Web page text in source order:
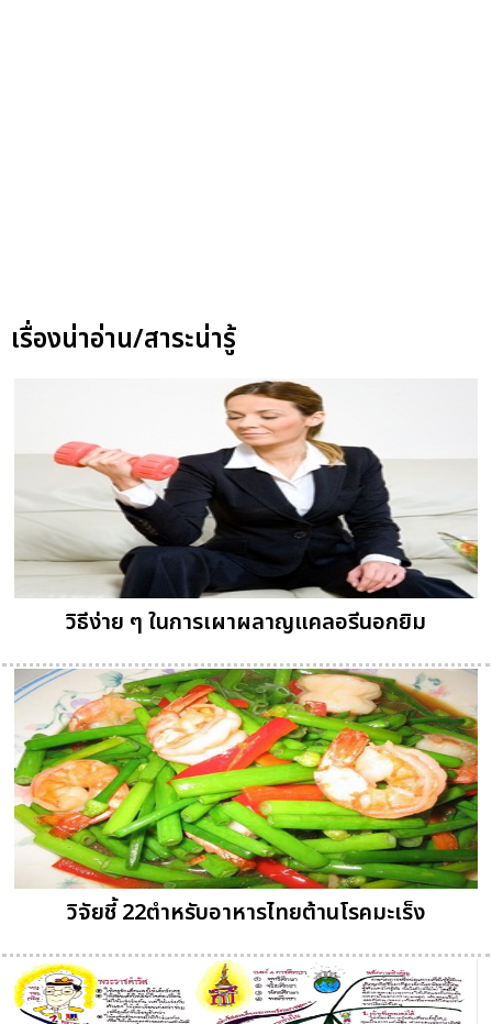
เรื่องน่าอ่าน/สาระน่ารู้
วิธีง่าย ๆ ในการเผาผลาญแคลอรีนอกยิม
วิจัยชี้ 22ตำหรับอาหารไทยต้านโรคมะเร็ง